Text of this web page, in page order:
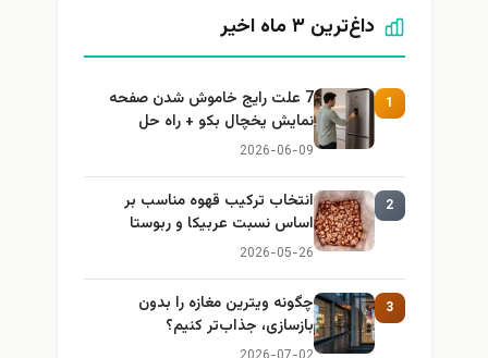
داغ‌ترین ۳ ماه اخیر
1
7 علت رایج خاموش شدن صفحه
نمایش یخچال بکو + راه حل
2026-06-09
2
انتخاب ترکیب قهوه مناسب بر
اساس نسبت عربیکا و ربوستا
2026-05-26
3
چگونه ویترین مغازه را بدون
بازسازی، جذاب‌تر کنیم؟